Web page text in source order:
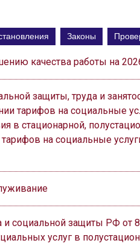
Законы
качества работы на
защиты, труда и
тарифов на социальные
в стационарной,
на социальные
и социальной защиты РФ от
услуг в